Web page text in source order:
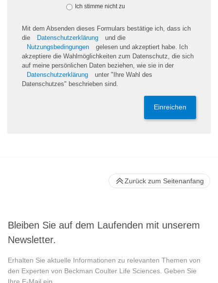
Ich stimme nicht zu
Mit dem Absenden dieses Formulars bestätige ich, dass ich
die
Datenschutzerklärung
und die
Nutzungsbedingungen
gelesen und akzeptiert habe. Ich
akzeptiere die Wahlmöglichkeiten zum Datenschutz, die sich
auf meine persönlichen Daten beziehen, wie sie in der
Datenschutzerklärung
unter "Ihre Wahl des
Datenschutzes" beschrieben sind.
Einreichen
Bleiben Sie auf dem Laufenden mit unserem
Newsletter.
Erhalten Sie aktuelle Informationen zu relevanten Themen von
den Experten von Beckman Coulter Life Sciences. Geben Sie
Ihre E-Mail ein.
Zurück zum Seitenanfang